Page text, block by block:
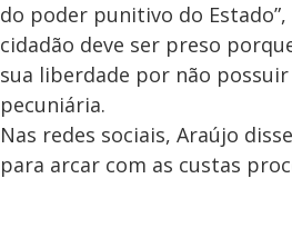
do poder punitivo do
cidadão deve ser preso
sua liberdade por não
pecuniária.
Nas redes sociais, Araújo
para arcar com as custas